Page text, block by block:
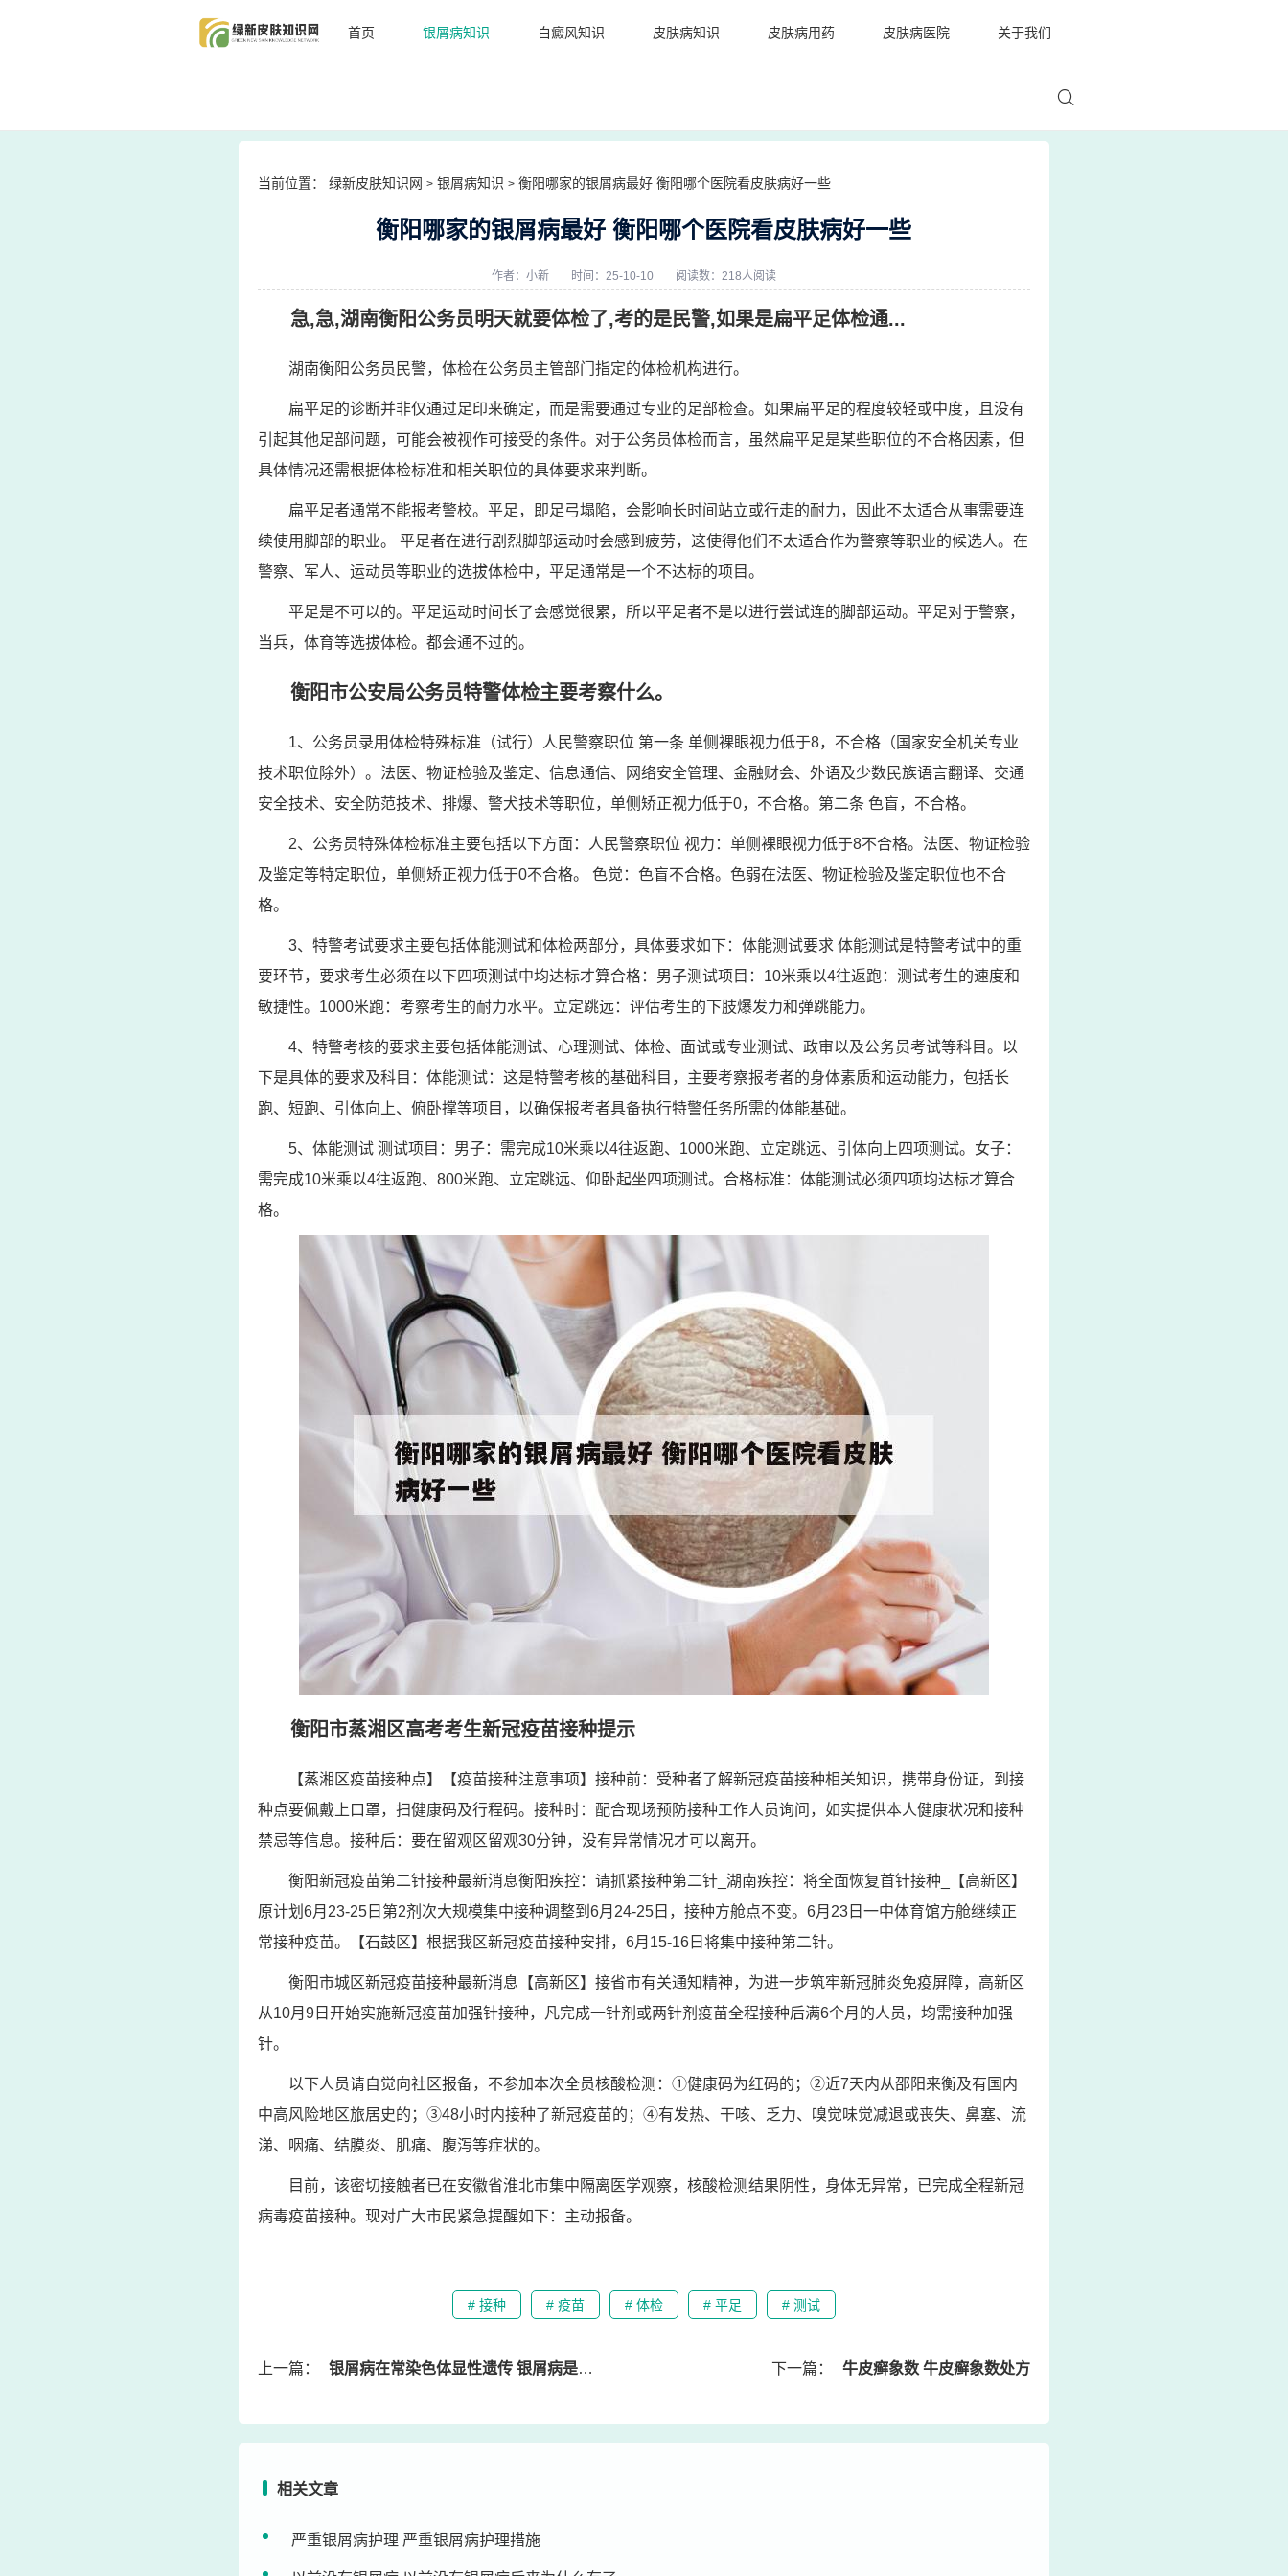
首页 银屑病知识 白癜风知识 皮肤病知识 皮肤病用药 皮肤病医院 关于我们
当前位置： 绿新皮肤知识网 > 银屑病知识 > 衡阳哪家的银屑病最好 衡阳哪个医院看皮肤病好一些
衡阳哪家的银屑病最好 衡阳哪个医院看皮肤病好一些
作者：小新 时间：25-10-10 阅读数：218人阅读
急,急,湖南衡阳公务员明天就要体检了,考的是民警,如果是扁平足体检通...
湖南衡阳公务员民警，体检在公务员主管部门指定的体检机构进行。
扁平足的诊断并非仅通过足印来确定，而是需要通过专业的足部检查。如果扁平足的程度较轻或中度，且没有
引起其他足部问题，可能会被视作可接受的条件。对于公务员体检而言，虽然扁平足是某些职位的不合格因素，但
具体情况还需根据体检标准和相关职位的具体要求来判断。
扁平足者通常不能报考警校。平足，即足弓塌陷，会影响长时间站立或行走的耐力，因此不太适合从事需要连
续使用脚部的职业。 平足者在进行剧烈脚部运动时会感到疲劳，这使得他们不太适合作为警察等职业的候选人。在
警察、军人、运动员等职业的选拔体检中，平足通常是一个不达标的项目。
平足是不可以的。平足运动时间长了会感觉很累，所以平足者不是以进行尝试连的脚部运动。平足对于警察，
当兵，体育等选拔体检。都会通不过的。
衡阳市公安局公务员特警体检主要考察什么。
1、公务员录用体检特殊标准（试行）人民警察职位 第一条 单侧裸眼视力低于8，不合格（国家安全机关专业
技术职位除外）。法医、物证检验及鉴定、信息通信、网络安全管理、金融财会、外语及少数民族语言翻译、交通
安全技术、安全防范技术、排爆、警犬技术等职位，单侧矫正视力低于0，不合格。第二条 色盲，不合格。
2、公务员特殊体检标准主要包括以下方面：人民警察职位 视力：单侧裸眼视力低于8不合格。法医、物证检验
及鉴定等特定职位，单侧矫正视力低于0不合格。 色觉：色盲不合格。色弱在法医、物证检验及鉴定职位也不合
格。
3、特警考试要求主要包括体能测试和体检两部分，具体要求如下：体能测试要求 体能测试是特警考试中的重
要环节，要求考生必须在以下四项测试中均达标才算合格：男子测试项目：10米乘以4往返跑：测试考生的速度和
敏捷性。1000米跑：考察考生的耐力水平。立定跳远：评估考生的下肢爆发力和弹跳能力。
4、特警考核的要求主要包括体能测试、心理测试、体检、面试或专业测试、政审以及公务员考试等科目。以
下是具体的要求及科目：体能测试：这是特警考核的基础科目，主要考察报考者的身体素质和运动能力，包括长
跑、短跑、引体向上、俯卧撑等项目，以确保报考者具备执行特警任务所需的体能基础。
5、体能测试 测试项目：男子：需完成10米乘以4往返跑、1000米跑、立定跳远、引体向上四项测试。女子：
需完成10米乘以4往返跑、800米跑、立定跳远、仰卧起坐四项测试。合格标准：体能测试必须四项均达标才算合
格。
衡阳市蒸湘区高考考生新冠疫苗接种提示
【蒸湘区疫苗接种点】【疫苗接种注意事项】接种前：受种者了解新冠疫苗接种相关知识，携带身份证，到接
种点要佩戴上口罩，扫健康码及行程码。接种时：配合现场预防接种工作人员询问，如实提供本人健康状况和接种
禁忌等信息。接种后：要在留观区留观30分钟，没有异常情况才可以离开。
衡阳新冠疫苗第二针接种最新消息衡阳疾控：请抓紧接种第二针_湖南疾控：将全面恢复首针接种_【高新区】
原计划6月23-25日第2剂次大规模集中接种调整到6月24-25日，接种方舱点不变。6月23日一中体育馆方舱继续正
常接种疫苗。【石鼓区】根据我区新冠疫苗接种安排，6月15-16日将集中接种第二针。
衡阳市城区新冠疫苗接种最新消息【高新区】接省市有关通知精神，为进一步筑牢新冠肺炎免疫屏障，高新区
从10月9日开始实施新冠疫苗加强针接种，凡完成一针剂或两针剂疫苗全程接种后满6个月的人员，均需接种加强
针。
以下人员请自觉向社区报备，不参加本次全员核酸检测：①健康码为红码的；②近7天内从邵阳来衡及有国内
中高风险地区旅居史的；③48小时内接种了新冠疫苗的；④有发热、干咳、乏力、嗅觉味觉减退或丧失、鼻塞、流
涕、咽痛、结膜炎、肌痛、腹泻等症状的。
目前，该密切接触者已在安徽省淮北市集中隔离医学观察，核酸检测结果阴性，身体无异常，已完成全程新冠
病毒疫苗接种。现对广大市民紧急提醒如下：主动报备。
# 接种 # 疫苗 # 体检 # 平足 # 测试
上一篇： 银屑病在常染色体显性遗传 银屑病是什么染色体遗传 下一篇： 牛皮癣象数 牛皮癣象数处方
相关文章
严重银屑病护理 严重银屑病护理措施